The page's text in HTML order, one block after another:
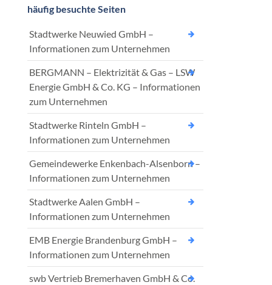
häufig besuchte Seiten
Stadtwerke Neuwied GmbH –
Informationen zum Unternehmen
BERGMANN – Elektrizität & Gas – LSW
Energie GmbH & Co. KG – Informationen
zum Unternehmen
Stadtwerke Rinteln GmbH –
Informationen zum Unternehmen
Gemeindewerke Enkenbach-Alsenborn –
Informationen zum Unternehmen
Stadtwerke Aalen GmbH –
Informationen zum Unternehmen
EMB Energie Brandenburg GmbH –
Informationen zum Unternehmen
swb Vertrieb Bremerhaven GmbH & Co.